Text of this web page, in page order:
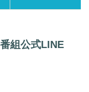
組公式LINE